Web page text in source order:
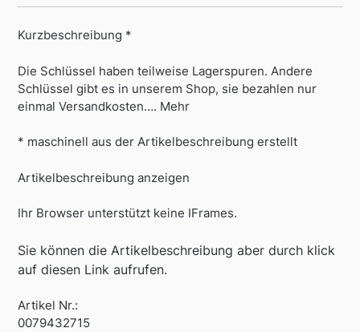
Kurzbeschreibung *
Die Schlüssel haben teilweise Lagerspuren. Andere
Schlüssel gibt es in unserem Shop, sie bezahlen nur
einmal Versandkosten…. Mehr
* maschinell aus der Artikelbeschreibung erstellt
Artikelbeschreibung anzeigen
Ihr Browser unterstützt keine IFrames.
Sie können die Artikelbeschreibung aber durch klick
auf diesen Link aufrufen.
Artikel Nr.:
0079432715